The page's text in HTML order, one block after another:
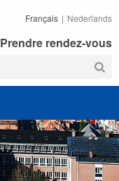
Français Nederlands
Prendre rendez-vous